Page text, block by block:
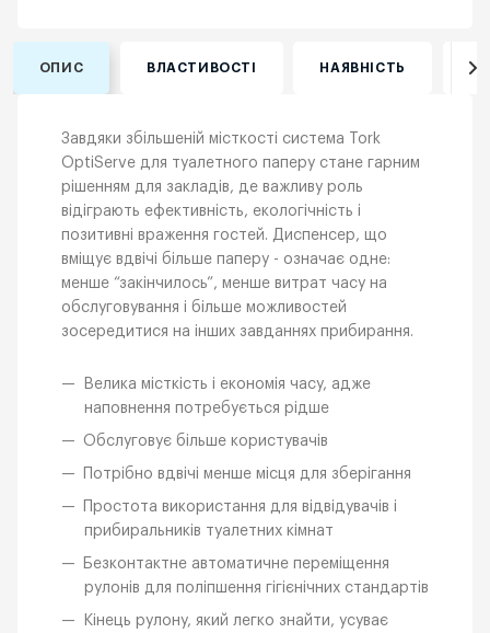
ОПИС ВЛАСТИВОСТІ НАЯВНІСТЬ
Завдяки збільшеній місткості система Tork
OptiServe для туалетного паперу стане гарним
рішенням для закладів, де важливу роль
відіграють ефективність, екологічність і
позитивні враження гостей. Диспенсер, що
вміщує вдвічі більше паперу - означає одне:
менше “закінчилось”, менше витрат часу на
обслуговування і більше можливостей
зосередитися на інших завданнях прибирання.
Велика місткість і економія часу, адже
наповнення потребується рідше
Обслуговує більше користувачів
Потрібно вдвічі менше місця для зберігання
Простота використання для відвідувачів і
прибиральників туалетних кімнат
Безконтактне автоматичне переміщення
рулонів для поліпшення гігієнічних стандартів
Кінець рулону, який легко знайти, усуває